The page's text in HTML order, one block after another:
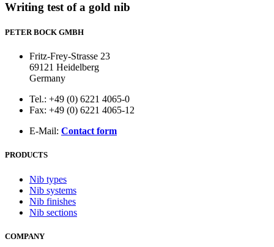
Writing test of a gold nib
PETER BOCK GMBH
Fritz-Frey-Strasse 23
69121 Heidelberg
Germany
Tel.: +49 (0) 6221 4065-0
Fax: +49 (0) 6221 4065-12
E-Mail: Contact form
PRODUCTS
Nib types
Nib systems
Nib finishes
Nib sections
COMPANY